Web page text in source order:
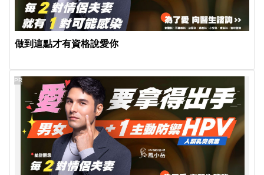
做到這點才有資格說愛你
PR